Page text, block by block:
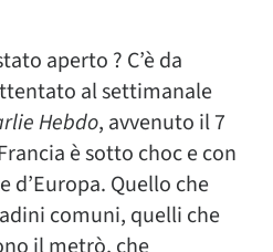
aperto ? C’è da
al settimanale
Hebdo, avvenuto il 7
è sotto choc e con
d’Europa. Quello che
comuni, quelli che